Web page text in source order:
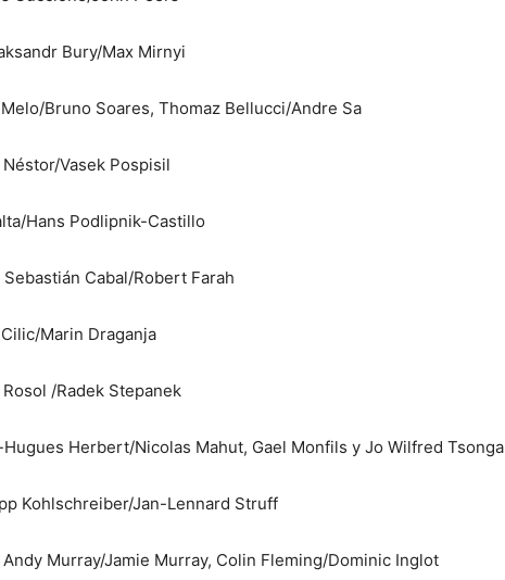
Bury/Max Mirnyi
Bruno Soares, Thomaz Bellucci/Andre Sa
Néstor/Vasek Pospisil
Hans Podlipnik-Castillo
Sebastián Cabal/Robert Farah
Cilic/Marin Draganja
Rosol /Radek Stepanek
Hugues Herbert/Nicolas Mahut, Gael Monfils y Jo Wilfred Tsonga
Kohlschreiber/Jan-Lennard Struff
Andy Murray/Jamie Murray, Colin Fleming/Dominic Inglot